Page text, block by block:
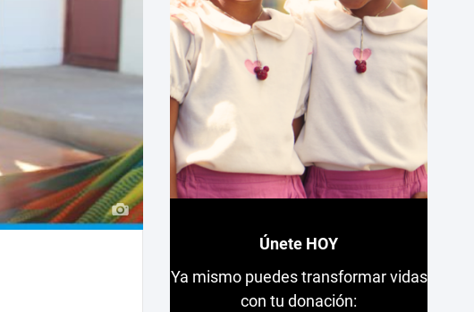
Únete HOY
Ya mismo puedes transformar vidas
con tu donación: